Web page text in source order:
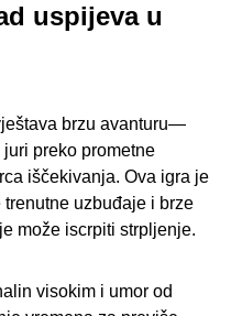
uspijeva u
brzu avanturu—
preko prometne
iščekivanja. Ova igra je
uzbuđaje i brze
može iscrpiti strpljenje.
visokim i umor od